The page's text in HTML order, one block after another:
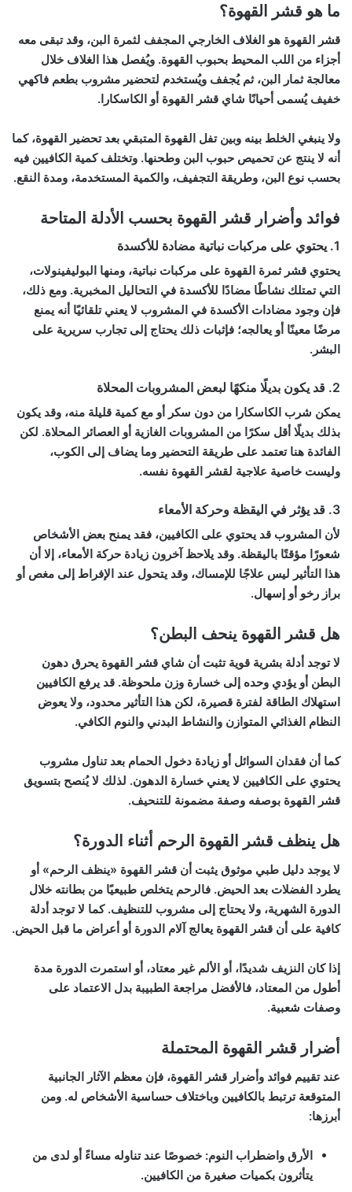
ما هو قشر القهوة؟
قشر القهوة هو الغلاف الخارجي المجفف لثمرة البن، وقد تبقى معه
أجزاء من اللب المحيط بحبوب القهوة. ويُفصل هذا الغلاف خلال
معالجة ثمار البن، ثم يُجفف ويُستخدم لتحضير مشروب بطعم فاكهي
خفيف يُسمى أحيانًا شاي قشر القهوة أو الكاسكارا.
ولا ينبغي الخلط بينه وبين تفل القهوة المتبقي بعد تحضير القهوة، كما
أنه لا ينتج عن تحميص حبوب البن وطحنها. وتختلف كمية الكافيين فيه
بحسب نوع البن، وطريقة التجفيف، والكمية المستخدمة، ومدة النقع.
فوائد وأضرار قشر القهوة بحسب الأدلة المتاحة
1. يحتوي على مركبات نباتية مضادة للأكسدة
يحتوي قشر ثمرة القهوة على مركبات نباتية، ومنها البوليفينولات،
التي تمتلك نشاطًا مضادًا للأكسدة في التحاليل المخبرية. ومع ذلك،
فإن وجود مضادات الأكسدة في المشروب لا يعني تلقائيًا أنه يمنع
مرضًا معينًا أو يعالجه؛ فإثبات ذلك يحتاج إلى تجارب سريرية على
البشر.
2. قد يكون بديلًا منكهًا لبعض المشروبات المحلاة
يمكن شرب الكاسكارا من دون سكر أو مع كمية قليلة منه، وقد يكون
بذلك بديلًا أقل سكرًا من المشروبات الغازية أو العصائر المحلاة. لكن
الفائدة هنا تعتمد على طريقة التحضير وما يضاف إلى الكوب،
وليست خاصية علاجية لقشر القهوة نفسه.
3. قد يؤثر في اليقظة وحركة الأمعاء
لأن المشروب قد يحتوي على الكافيين، فقد يمنح بعض الأشخاص
شعورًا مؤقتًا باليقظة. وقد يلاحظ آخرون زيادة حركة الأمعاء، إلا أن
هذا التأثير ليس علاجًا للإمساك، وقد يتحول عند الإفراط إلى مغص أو
براز رخو أو إسهال.
هل قشر القهوة ينحف البطن؟
لا توجد أدلة بشرية قوية تثبت أن شاي قشر القهوة يحرق دهون
البطن أو يؤدي وحده إلى خسارة وزن ملحوظة. قد يرفع الكافيين
استهلاك الطاقة لفترة قصيرة، لكن هذا التأثير محدود، ولا يعوض
النظام الغذائي المتوازن والنشاط البدني والنوم الكافي.
كما أن فقدان السوائل أو زيادة دخول الحمام بعد تناول مشروب
يحتوي على الكافيين لا يعني خسارة الدهون. لذلك لا يُنصح بتسويق
قشر القهوة بوصفه وصفة مضمونة للتنحيف.
هل ينظف قشر القهوة الرحم أثناء الدورة؟
لا يوجد دليل طبي موثوق يثبت أن قشر القهوة «ينظف الرحم» أو
يطرد الفضلات بعد الحيض. فالرحم يتخلص طبيعيًا من بطانته خلال
الدورة الشهرية، ولا يحتاج إلى مشروب للتنظيف. كما لا توجد أدلة
كافية على أن قشر القهوة يعالج آلام الدورة أو أعراض ما قبل الحيض.
إذا كان النزيف شديدًا، أو الألم غير معتاد، أو استمرت الدورة مدة
أطول من المعتاد، فالأفضل مراجعة الطبيبة بدل الاعتماد على
وصفات شعبية.
أضرار قشر القهوة المحتملة
عند تقييم فوائد وأضرار قشر القهوة، فإن معظم الآثار الجانبية
المتوقعة ترتبط بالكافيين وباختلاف حساسية الأشخاص له. ومن
أبرزها:
الأرق واضطراب النوم: خصوصًا عند تناوله مساءً أو لدى من
يتأثرون بكميات صغيرة من الكافيين.